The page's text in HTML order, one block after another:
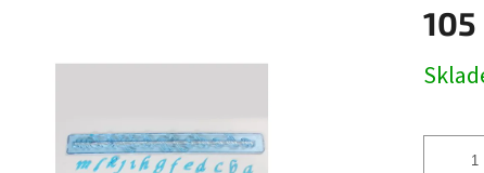
105
cena: